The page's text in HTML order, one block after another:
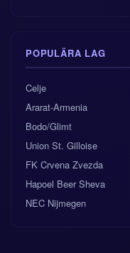
POPULÄRA LAG
Celje
Ararat-Armenia
Bodo/Glimt
Union St. Gilloise
FK Crvena Zvezda
Hapoel Beer Sheva
NEC Nijmegen